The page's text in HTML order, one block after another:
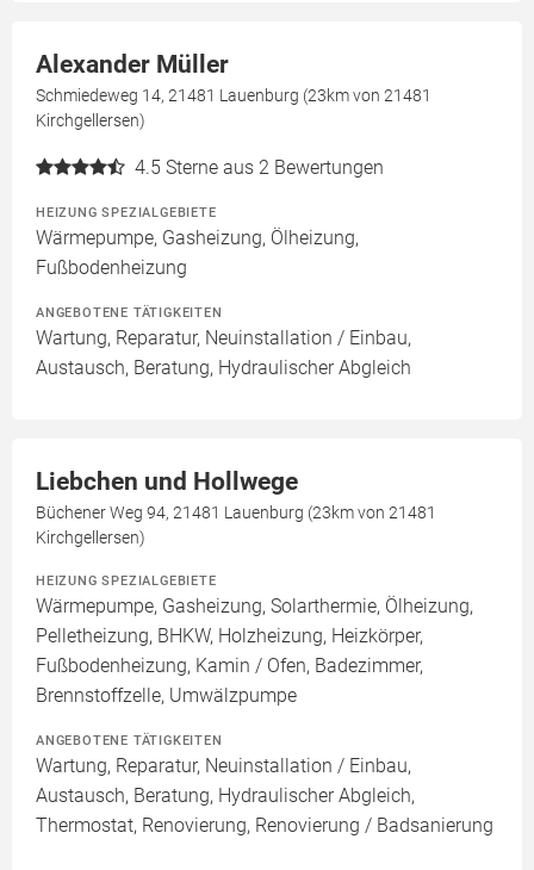
Alexander Müller
Schmiedeweg 14, 21481 Lauenburg (23km von 21481
Kirchgellersen)
4.5 Sterne aus 2 Bewertungen
HEIZUNG SPEZIALGEBIETE
Wärmepumpe, Gasheizung, Ölheizung,
Fußbodenheizung
ANGEBOTENE TÄTIGKEITEN
Wartung, Reparatur, Neuinstallation / Einbau,
Austausch, Beratung, Hydraulischer Abgleich
Liebchen und Hollwege
Büchener Weg 94, 21481 Lauenburg (23km von 21481
Kirchgellersen)
HEIZUNG SPEZIALGEBIETE
Wärmepumpe, Gasheizung, Solarthermie, Ölheizung,
Pelletheizung, BHKW, Holzheizung, Heizkörper,
Fußbodenheizung, Kamin / Ofen, Badezimmer,
Brennstoffzelle, Umwälzpumpe
ANGEBOTENE TÄTIGKEITEN
Wartung, Reparatur, Neuinstallation / Einbau,
Austausch, Beratung, Hydraulischer Abgleich,
Thermostat, Renovierung, Renovierung / Badsanierung